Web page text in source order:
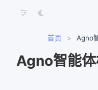
首页 > Agno
Agno智能体